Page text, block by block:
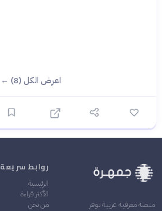
اعرض الكل (8) ←
منصة معرفية عربية توفر
روابط سريعة
الرئيسية
الأكثر قراءة
من نحن